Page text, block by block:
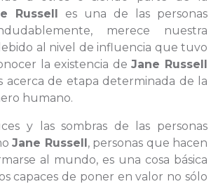
Russell es una de las personas
merece nuestra
al nivel de influencia que tuvo
la existencia deJane Russell
acerca de etapa determinada de la
humano.
y las sombras de las personas
Jane Russell, personas que hacen
al mundo, es una cosa básica
capaces de poner en valor no sólo